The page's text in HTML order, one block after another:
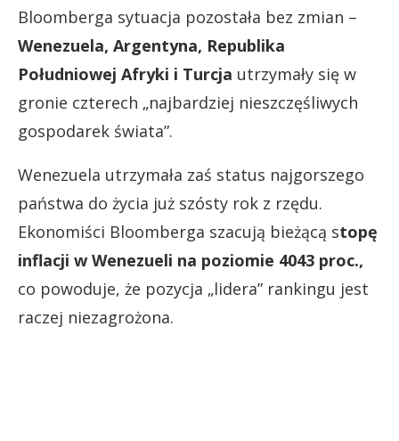
Bloomberga sytuacja pozostała bez zmian –
Wenezuela, Argentyna, Republika
Południowej Afryki i Turcja utrzymały się w
gronie czterech „najbardziej nieszczęśliwych
gospodarek świata”.
Wenezuela utrzymała zaś status najgorszego
państwa do życia już szósty rok z rzędu.
Ekonomiści Bloomberga szacują bieżącą stopę
inflacji w Wenezueli na poziomie 4043 proc.,
co powoduje, że pozycja „lidera” rankingu jest
raczej niezagrożona.